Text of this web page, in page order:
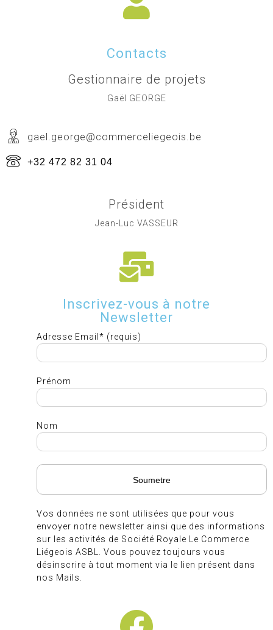
Contacts
Gestionnaire de projets
Gaël GEORGE
gael.george@commerceliegeois.be
+32 472 82 31 04
Président
Jean-Luc VASSEUR
Inscrivez-vous à notre
Newsletter
Adresse Email* (requis)
Prénom
Nom
Vos données ne sont utilisées que pour vous
envoyer notre newsletter ainsi que des informations
sur les activités de Société Royale Le Commerce
Liégeois ASBL. Vous pouvez toujours vous
désinscrire à tout moment via le lien présent dans
nos Mails.